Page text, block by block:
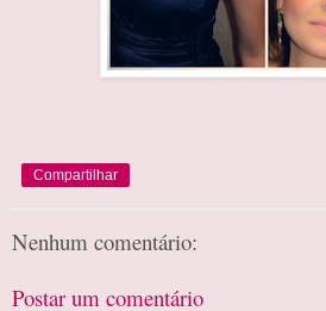
Compartilhar
Nenhum comentário:
Postar um comentário